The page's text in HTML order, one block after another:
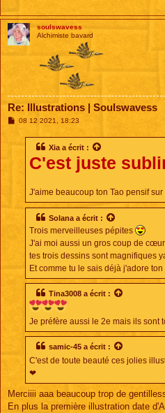
soulswavess
Alchimiste bavard
Re: Illustrations | Soulswavess
M08 12 2021, 18:23
Xia a écrit :
C'est juste
J'aime beaucoup ton Tao pensif
Solana a écrit :
Trois merveilleuses pépites
J'ai moi aussi un gros coup de
tes trois dessins sont magnifiques
Et comme tu le sais déjà j'adore
Tina3008 a écrit :
Je préfère aussi le 2e mais ils sont
samic-45 a écrit :
C'est de toute beauté ces jolies
❤
Merciiii aaa beaucoup trop de
En plus la première illustration date